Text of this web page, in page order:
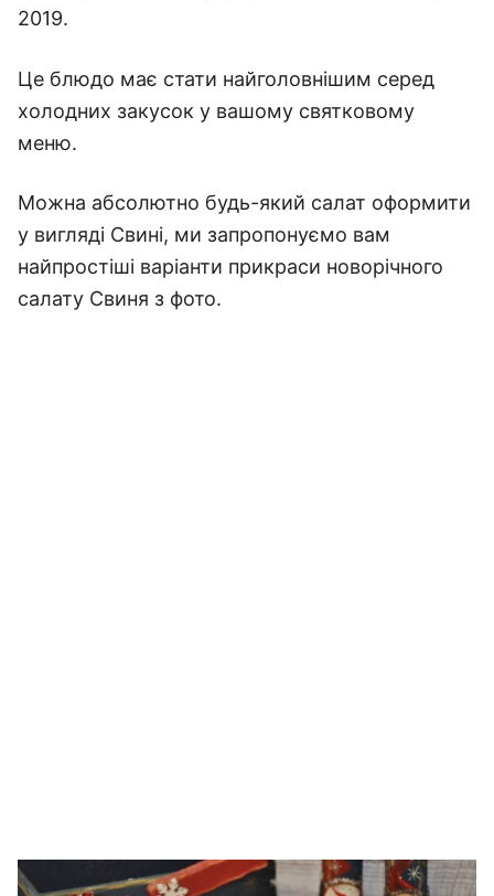
2019.
Це блюдо має стати найголовнішим серед
холодних закусок у вашому святковому
меню.
Можна абсолютно будь-який салат оформити
у вигляді Свині, ми запропонуємо вам
найпростіші варіанти прикраси новорічного
салату Свиня з фото.